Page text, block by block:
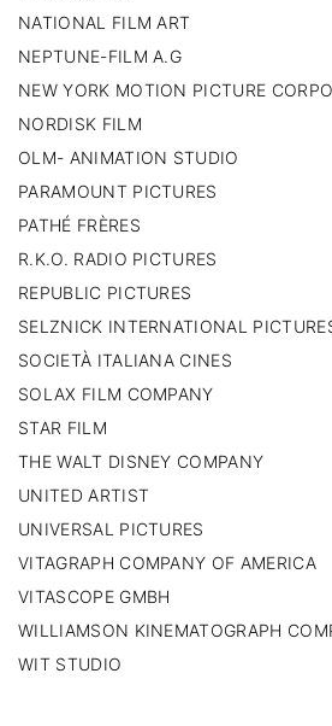
NATIONAL FILM ART
NEPTUNE-FILM A.G
NEW YORK MOTION PICTURE
NORDISK FILM
OLM- ANIMATION STUDIO
PARAMOUNT PICTURES
PATHÉ FRÈRES
R.K.O. RADIO PICTURES
REPUBLIC PICTURES
SELZNICK INTERNATIONAL
SOCIETÀ ITALIANA CINES
SOLAX FILM COMPANY
STAR FILM
THE WALT DISNEY COMPANY
UNITED ARTIST
UNIVERSAL PICTURES
VITAGRAPH COMPANY OF AMERICA
VITASCOPE GMBH
WILLIAMSON KINEMATOGRAPH
WIT STUDIO